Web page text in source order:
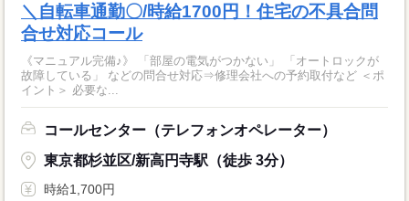
＼自転車通勤〇/時給1700円！住宅の不具合問
合せ対応コール
《マニュアル完備♪》 「部屋の電気がつかない」 「オートロックが
故障している」 などの問合せ対応⇒修理会社への予約取付など ＜ポ
イント＞ 必要な...
コールセンター（テレフォンオペレーター）
東京都杉並区/新高円寺駅（徒歩 3分）
時給1,700円